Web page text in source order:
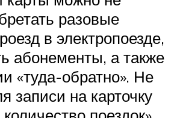
разовые
в электропоезде,
абонементы, а также
«туда-обратно». Не
записи на карточку